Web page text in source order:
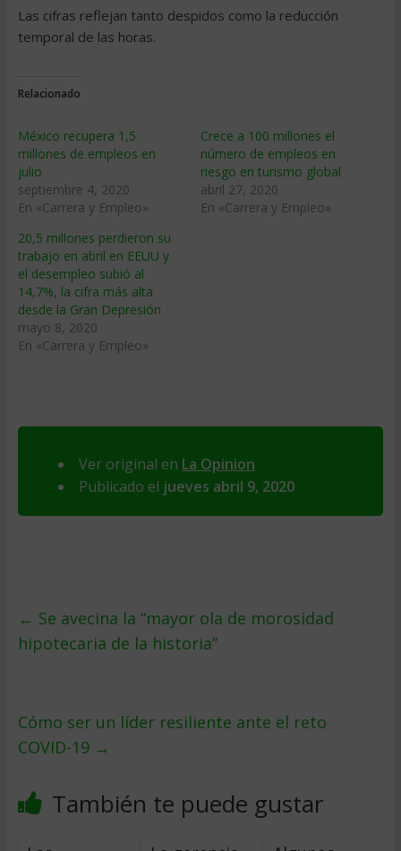
Las cifras reflejan tanto despidos como la reducción
temporal de las horas.
Relacionado
México recupera 1,5
millones de empleos en
julio
septiembre 4, 2020
En «Carrera y Empleo»
Crece a 100 millones el
número de empleos en
riesgo en turismo global
abril 27, 2020
En «Carrera y Empleo»
20,5 millones perdieron su
trabajo en abril en EEUU y
el desempleo subió al
14,7%, la cifra más alta
desde la Gran Depresión
mayo 8, 2020
En «Carrera y Empleo»
Ver original en La Opinion
Publicado el jueves abril 9, 2020
← Se avecina la “mayor ola de morosidad
hipotecaria de la historia”
Cómo ser un líder resiliente ante el reto
COVID-19 →
También te puede gustar